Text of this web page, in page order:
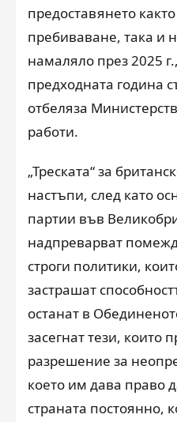
предоставянето
пребиваване, така и
намаляло през 2025
предходната година
отбеляза
работи.
„Треската“ за
настъпи, след като
партии във
надпреварват
строги политики,
застрашат
останат в
засегнат тези, които
разрешение за
което им дава право
страната постоянно,